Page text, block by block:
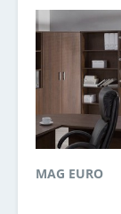
MAG EURO